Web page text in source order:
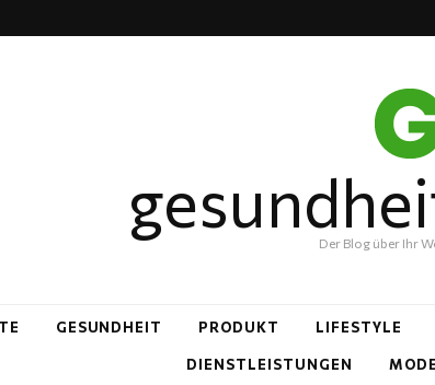
Der Blog über Ihr
GESUNDHEIT PRODUKT LIFESTYLE
DIENSTLEISTUNGEN MODE